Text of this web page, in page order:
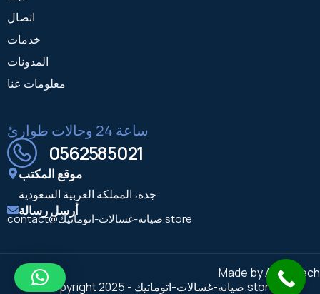
اتصال
خدمات
المدونات
معلومات عنا
ساعة 24 وحالات طوارئ
0562585021
موقع المكتب
جدة، المملكة العربية السعودية
أرسل رسالة
contact@صيانه-غسالات-اتوماتيك.store
Copyright 2025 - صيانه-غسالات-اتوماتيك.store
Made by Adify Tech